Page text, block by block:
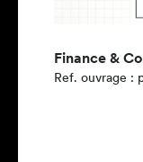
Finance &
Ref. ouvrage :